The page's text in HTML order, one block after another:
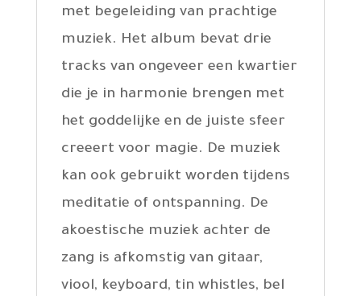
met begeleiding van prachtige
muziek. Het album bevat drie
tracks van ongeveer een kwartier
die je in harmonie brengen met
het goddelijke en de juiste sfeer
creeert voor magie. De muziek
kan ook gebruikt worden tijdens
meditatie of ontspanning. De
akoestische muziek achter de
zang is afkomstig van gitaar,
viool, keyboard, tin whistles, bel